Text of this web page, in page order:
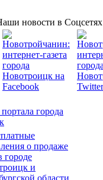
новости в Соцсетях